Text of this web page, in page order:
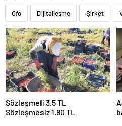
Cfo Dijitalleşme Şirket
Sözleşmeli 3.5 TL
Sözleşmesiz 1.80 TL